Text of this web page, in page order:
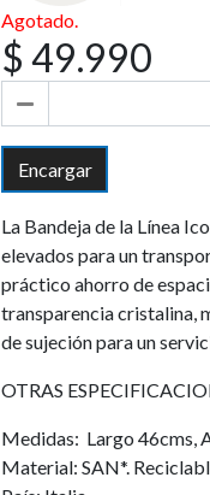
Agotado.
$ 49.990
Encargar
La Bandeja de la Línea
elevados para un
práctico ahorro de
transparencia cristalina,
de sujeción para un
OTRAS
Medidas: Largo 46cms,
Material: SAN*.